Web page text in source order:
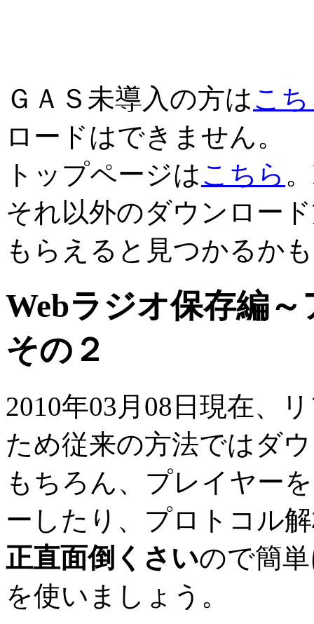
ＧＡＳ未導入の方はこ
ロードはできません。
トップページはこちら
それ以外のダウンロー
もらえると見つかるか
Webラジオ保存編
その２
2010年03月08日現在、
ため従来の方法ではダ
もちろん、プレイヤー
ーしたり、プロトコル
正直面倒くさいので簡
を使いましょう。